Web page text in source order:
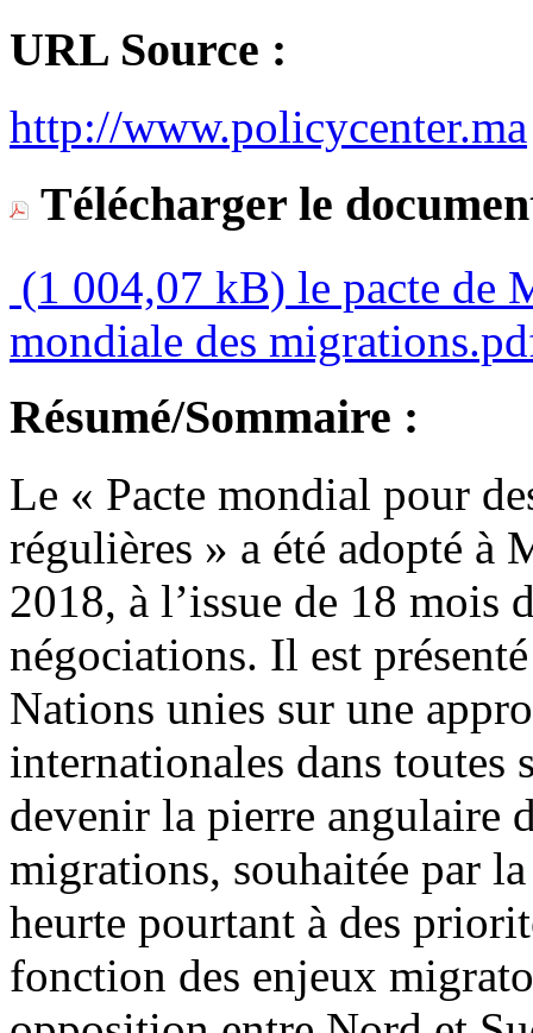
URL Source :
http://www.policycenter.ma
Télécharger le
(1 004,07 kB) le pacte de
mondiale des
Résumé/Sommaire :
Le « Pacte mondial pour
régulières » a été adopté à
2018, à l’issue de 18 mois
négociations. Il est
Nations unies sur une
internationales dans toutes
devenir la pierre angulaire
migrations, souhaitée par
heurte pourtant à des
fonction des enjeux